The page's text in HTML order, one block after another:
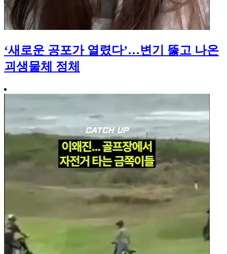
‘새로운 공포가 열렸다’…변기 뚫고 나온
괴생물체 정체